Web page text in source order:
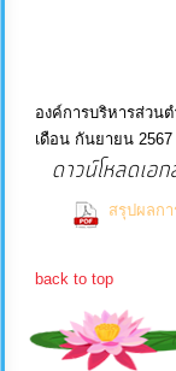
บริการ
ข้อมูล
จัดการ
ความ
รู้
องค์การบริหารส่วน
เดือน กันยายน
ดาวน์โหลดเอก
สรุปผลก
Downloads)
back to top